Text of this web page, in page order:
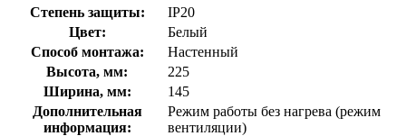
Степень защиты:
IP20
Цвет:
Белый
Способ монтажа:
Настенный
Высота, мм:
225
Ширина, мм:
145
Дополнительная
информация:
Режим работы без нагрева (режим
вентиляции)